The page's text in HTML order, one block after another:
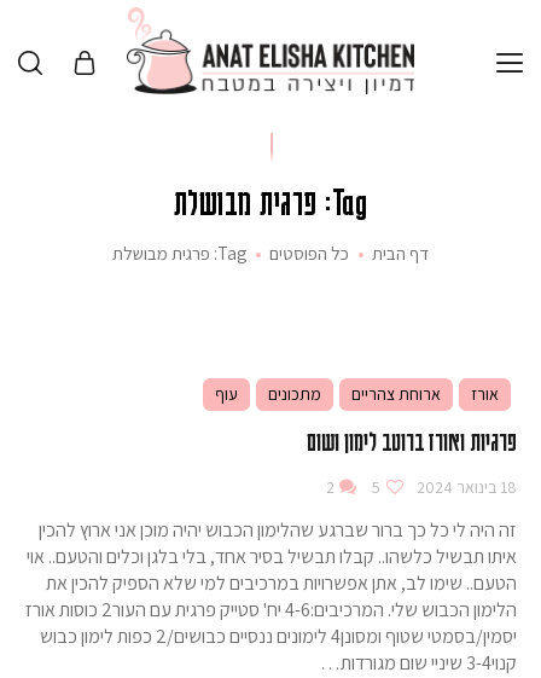
Tag: פרגית מבושלת
דף הבית כל הפוסטים Tag: פרגית מבושלת
אורז ארוחת צהריים מתכונים עוף
פרגיות ואורז ברוטב לימון ושום
18 בינואר 2024 5
2
זה היה לי כל כך ברור שברגע שהלימון הכבוש יהיה מוכן אני ארוץ להכין
איתו תבשיל כלשהו.. קבלו תבשיל בסיר אחד, בלי בלגן וכלים והטעם.. אוי
הטעם.. שימו לב, אתן אפשרויות במרכיבים למי שלא הספיק להכין את
הלימון הכבוש שלי. המרכיבים:4-6 יח' סטייק פרגית עם העור2 כוסות אורז
יסמין/בסמטי שטוף ומסונן4 לימונים ננסיים כבושים/2 כפות לימון כבוש
קנוי3-4 שיניי שום מגורדות…